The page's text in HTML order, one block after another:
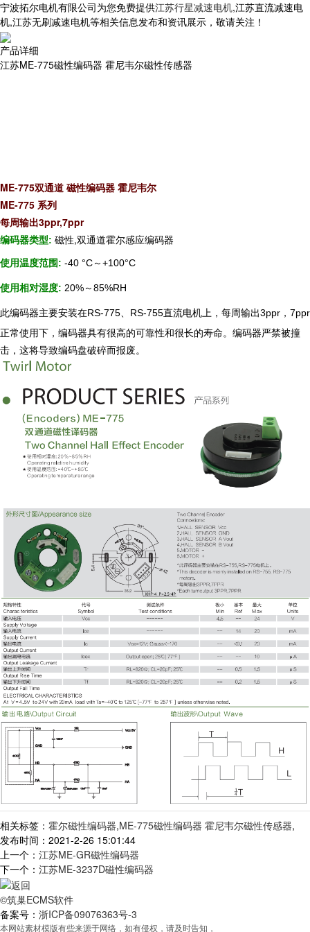
宁波拓尔电机有限公司为您免费提供江苏行星减速电机,江苏直流减速电
机,江苏无刷减速电机等相关信息发布和资讯展示，敬请关注！
产品详细
江苏ME-775磁性编码器 霍尼韦尔磁性传感器
ME-775双通道 磁性编码器 霍尼韦尔
ME-775 系列
每周输出3ppr,7ppr
编码器类型: 磁性,双通道霍尔感应编码器
使用温度范围: -40 °C～+100°C
使用相对湿度: 20%～85%RH
此编码器主要安装在RS-775、 RS-755直流电机上 ，每周输出3ppr ， 7ppr
正常使用下，编码器具有很高的可靠性和很长的寿命。编码器严禁被撞
击，这将导致编码盘破碎而报废。
相关标签： 霍尔磁性编码器,ME-775磁性编码器 霍尼韦尔磁性传感器,
发布时间：2021-2-26 15:01:44
上一个： 江苏ME-GR磁性编码器
下一个： 江苏ME-3237D磁性编码器
©筑巢ECMS软件
备案号： 浙ICP备09076363号-3
本网站素材模版有些来源于网络，如有侵权，请及时告知，